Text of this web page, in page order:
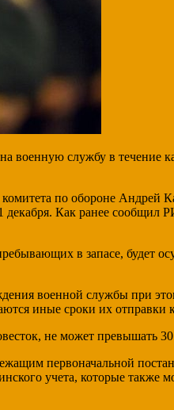
службу в течение
по обороне Андрей
Как ранее сообщил
в запасе, будет
военной службы при
иные сроки их
не может превышать
первоначальной
учета, которые также